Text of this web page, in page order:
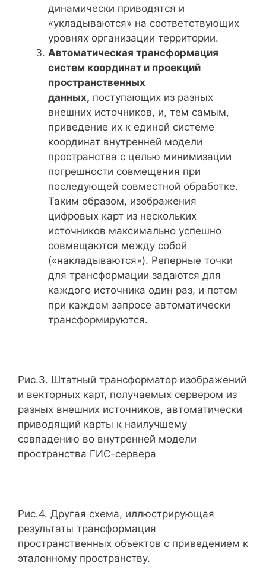
динамически приводятся и
«укладываются» на соответствующих
уровнях организации территории.
Автоматическая трансформация
систем координат и проекций
пространственных
данных, поступающих из разных
внешних источников, и, тем самым,
приведение их к единой системе
координат внутренней модели
пространства с целью минимизации
погрешности совмещения при
последующей совместной обработке.
Таким образом, изображения
цифровых карт из нескольких
источников максимально успешно
совмещаются между собой
(«накладываются»). Реперные точки
для трансформации задаются для
каждого источника один раз, и потом
при каждом запросе автоматически
трансформируются.
Рис.3. Штатный трансформатор изображений
и векторных карт, получаемых сервером из
разных внешних источников, автоматически
приводящий карты к наилучшему
совпадению во внутренней модели
пространства ГИС-сервера
Рис.4. Другая схема, иллюстрирующая
результаты трансформация
пространственных объектов с приведением к
эталонному пространству.